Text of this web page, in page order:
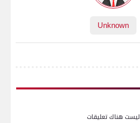
Unknown
ليست هناك تعليقات